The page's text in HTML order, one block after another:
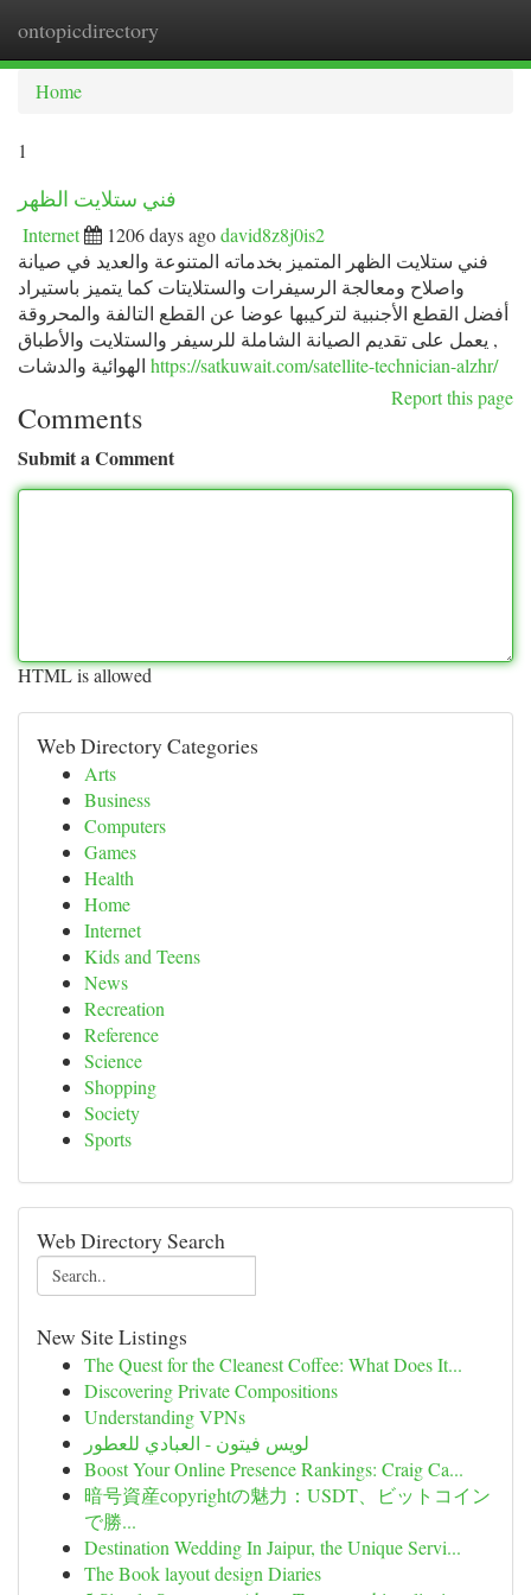
ontopicdirectory
Home
1
فني ستلايت الظهر
Internet 1206 days agodavid8z8j0is2
فني ستلايت الظهر المتميز بخدماته المتنوعة والعديد في صيانة
واصلاح ومعالجة الرسيفرات والستلايتات كما يتميز باستيراد
أفضل القطع الأجنبية لتركيبها عوضا عن القطع التالفة والمحروقة
, يعمل على تقديم الصيانة الشاملة للرسيفر والستلايت والأطباق
https://satkuwait.com/satellite-technician-alzhr/
Report this page
Comments
Submit a Comment
HTML is allowed
Web Directory Categories
Arts
Business
Computers
Games
Health
Home
Internet
Kids and Teens
News
Recreation
Reference
Science
Shopping
Society
Sports
Web Directory Search
New Site Listings
The Quest for the Cleanest Coffee: What Does It...
Discovering Private Compositions
Understanding VPNs
لويس فيتون - العبادي للعطور
Boost Your Online Presence Rankings: Craig Ca...
暗号資産copyrightの魅力：USDT、ビットコイン
で勝...
Destination Wedding In Jaipur, the Unique Servi...
The Book layout design Diaries